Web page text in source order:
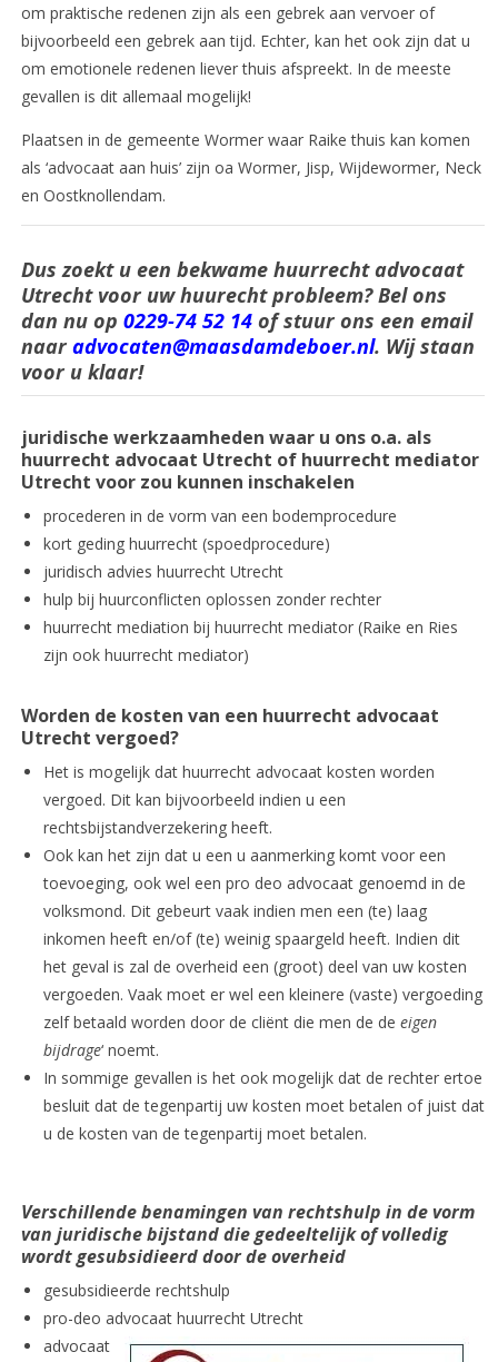
om praktische redenen zijn als een gebrek aan vervoer of
bijvoorbeeld een gebrek aan tijd. Echter, kan het ook zijn dat u
om emotionele redenen liever thuis afspreekt. In de meeste
gevallen is dit allemaal mogelijk!
Plaatsen in de gemeente Wormer waar Raike thuis kan komen
als ‘advocaat aan huis’ zijn oa Wormer, Jisp, Wijdewormer, Neck
en Oostknollendam.
Dus zoekt u een bekwame huurrecht advocaat
Utrecht voor uw huurecht probleem? Bel ons
dan nu op 0229-74 52 14of stuur ons een email
naar advocaten@maasdamdeboer.nl. Wij staan
voor u klaar!
juridische werkzaamheden waar u ons o.a. als
huurrecht advocaat Utrecht of huurrecht mediator
Utrecht voor zou kunnen inschakelen
procederen in de vorm van een bodemprocedure
kort geding huurrecht (spoedprocedure)
juridisch advies huurrecht Utrecht
hulp bij huurconflicten oplossen zonder rechter
huurrecht mediation bij huurrecht mediator (Raike en Ries
zijn ook huurrecht mediator)
Worden de kosten van een huurrecht advocaat
Utrecht vergoed?
Het is mogelijk dat huurrecht advocaat kosten worden
vergoed. Dit kan bijvoorbeeld indien u een
rechtsbijstandverzekering heeft.
Ook kan het zijn dat u een u aanmerking komt voor een
toevoeging, ook wel een pro deo advocaat genoemd in de
volksmond. Dit gebeurt vaak indien men een (te) laag
inkomen heeft en/of (te) weinig spaargeld heeft. Indien dit
het geval is zal de overheid een (groot) deel van uw kosten
vergoeden. Vaak moet er wel een kleinere (vaste) vergoeding
zelf betaald worden door de cliënt die men de de eigen
bijdrage‘ noemt.
In sommige gevallen is het ook mogelijk dat de rechter ertoe
besluit dat de tegenpartij uw kosten moet betalen of juist dat
u de kosten van de tegenpartij moet betalen.
Verschillende benamingen van rechtshulp in de vorm
van juridische bijstand die gedeeltelijk of volledig
wordt gesubsidieerd door de overheid
gesubsidieerde rechtshulp
pro-deo advocaat huurrecht Utrecht
advocaat